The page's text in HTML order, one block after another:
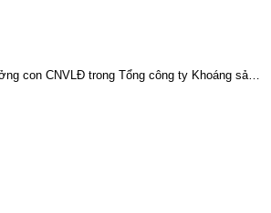
con CNVLĐ trong Tổng công ty Khoáng sản -
học 2021 – 2022